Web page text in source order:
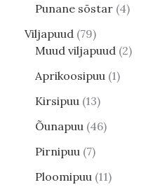
Punane sõstar 4
Viljapuud 79
Muud viljapuud 2
Aprikoosipuu 1
Kirsipuu 13
Õunapuu 46
Pirnipuu 7
Ploomipuu 11